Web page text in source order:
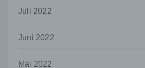
Juli 2022
Juni 2022
Mai 2022
k) Einwilligung
Person freiwillig für den